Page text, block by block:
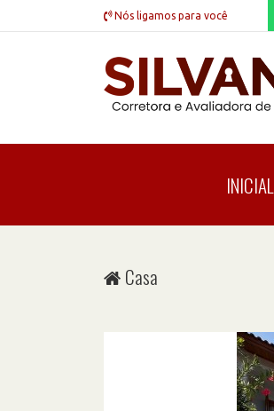
Nós ligamos para você
INICIAL
Casa